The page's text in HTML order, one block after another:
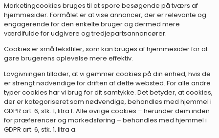
Marketingcookies bruges til at spore besøgende på tværs af
hjemmesider. Formålet er at vise annoncer, der er relevante og
engagerende for den enkelte bruger og dermed mere
værdifulde for udgivere og tredjepartsannoncører.
Cookies er små tekstfiler, som kan bruges af hjemmesider for at
gøre brugerens oplevelse mere effektiv.
Lovgivningen tillader, at vi gemmer cookies på din enhed, hvis de
er strengt nødvendige for driften af dette websted. For alle andre
typer cookies har vi brug for dit samtykke. Det betyder, at cookies,
der er kategoriseret som nødvendige, behandles med hjemmel i
GDPR art. 6, stk. 1, litra f. Alle øvrige cookies – herunder dem inden
for præferencer og markedsføring – behandles med hjemmel i
GDPR art. 6, stk. 1, litra a.